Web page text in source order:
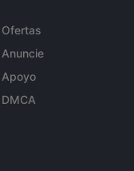
Ofertas
Anuncie
Apoyo
DMCA